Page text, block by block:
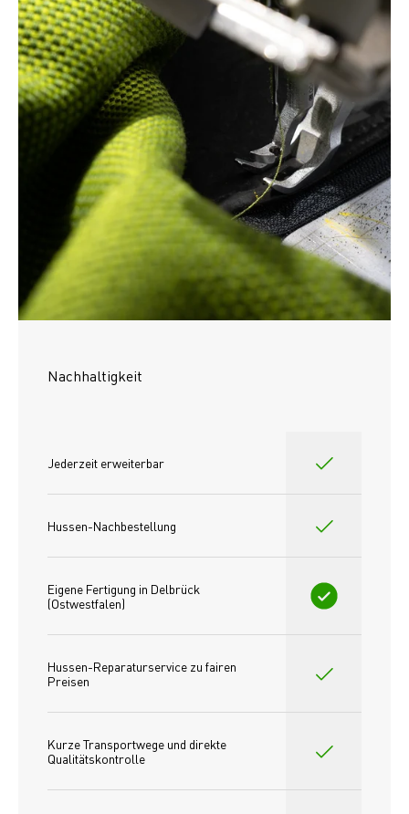
Nachhaltigkeit
Jederzeit erweiterbar
Hussen-Nachbestellung
Eigene Fertigung in Delbrück
(Ostwestfalen)
Hussen-Reparaturservice zu fairen
Preisen​
Kurze Transportwege und direkte
Qualitätskontrolle